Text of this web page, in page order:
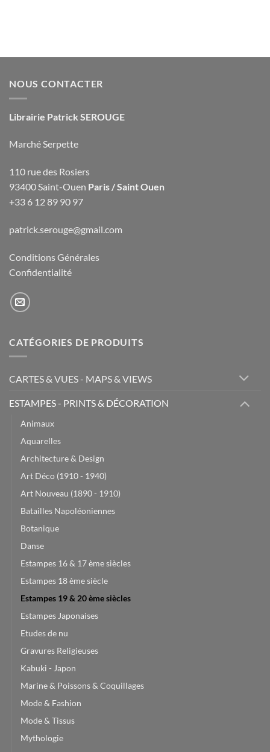
NOUS CONTACTER
Librairie Patrick SEROUGE
Marché Serpette
110 rue des Rosiers
93400 Saint-Ouen Paris / Saint Ouen
+33 6 12 89 90 97
patrick.serouge@gmail.com
Conditions Générales
Confidentialité
CATÉGORIES DE PRODUITS
CARTES & VUES - MAPS & VIEWS
ESTAMPES - PRINTS & DÉCORATION
Animaux
Aquarelles
Architecture & Design
Art Déco (1910 - 1940)
Art Nouveau (1890 - 1910)
Batailles Napoléoniennes
Botanique
Danse
Estampes 16 & 17 ème siècles
Estampes 18 ème siècle
Estampes 19 & 20 ème siècles
Estampes Japonaises
Etudes de nu
Gravures Religieuses
Kabuki - Japon
Marine & Poissons & Coquillages
Mode & Fashion
Mode & Tissus
Mythologie